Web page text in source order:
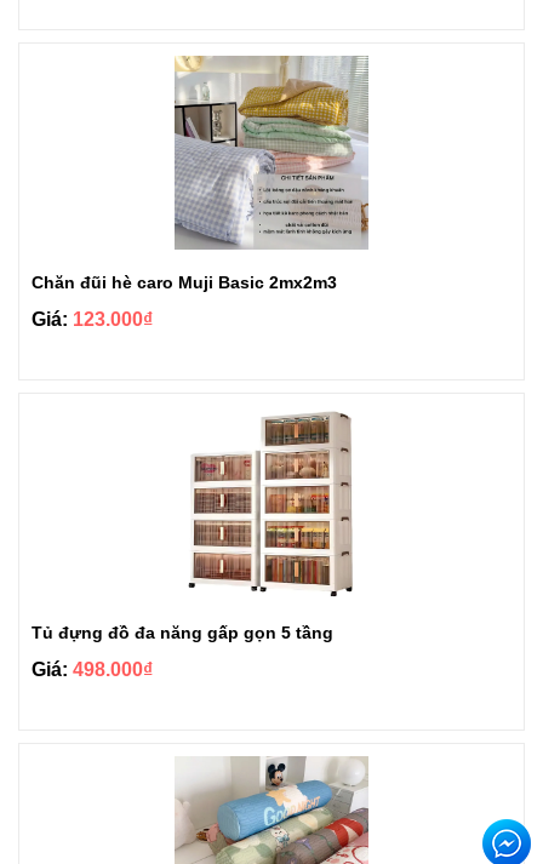
Chăn đũi hè caro Muji Basic 2mx2m3
Giá: 123.000₫
Tủ đựng đồ đa năng gấp gọn 5 tầng
Giá: 498.000₫